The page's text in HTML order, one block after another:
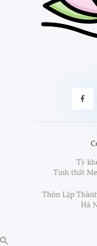
Tỳ
Tịnh thất
Thôn Lập
Hà